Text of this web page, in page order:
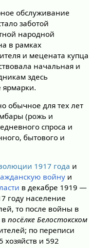
обслуживание
заботой
народной
в рамках
и мецената купца
начальная и
здесь
ярмарки.
обычное для тех лет
(рожь и
спроса и
бытового и
1917 года и
войнуи
в декабре 1919 —
году население
то после войны в
посёлке Белостокском
по переписи
хозяйств и 592